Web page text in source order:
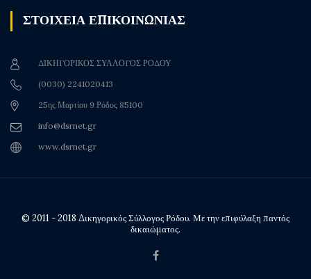
ΣΤΟΙΧΕΙΑ ΕΠΙΚΟΙΝΩΝΙΑΣ
ΔΙΚΗΓΟΡΙΚΟΣ ΣΥΛΛΟΓΟΣ ΡΟΔΟΥ
(0030) 2241020413
25ης Μαρτίου 9 Ρόδος 85100
info@dsrnet.gr
www.dsrnet.gr
© 2011 - 2018 Δικηγορικός Σύλλογος Ρόδου. Με την επιφύλαξη παντός
δικαιώματος.